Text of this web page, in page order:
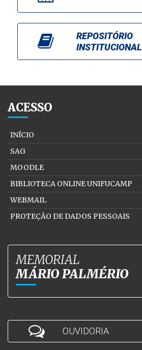
REPOSITÓRIO
INSTITUCIONAL
ACESSO
INÍCIO
SAG
MOODLE
BIBLIOTECA ONLINE UNIFUCAMP
WEBMAIL
PROTEÇÃO DE DADOS PESSOAIS
MEMORIAL
MÁRIO PALMÉRIO
OUVIDORIA